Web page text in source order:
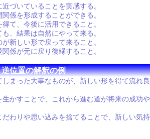
づいていることを実感する。
係を形成することができる。
て、今後に活用できること。
、結果は自然にやって来る。
新しい形で戻って来ること。
係が元に戻り復縁すること。
位置の解釈の例
しまった大事なものが、新しい形を得て流れ良
生かすことで、これから進む道が将来の成功や
だわりや思い込みを捨てることで、新しい気持